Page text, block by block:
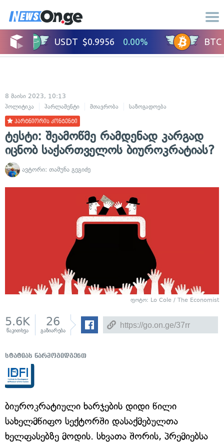
8 მაისი 2023, 10:13
პოლიტიკა
პარლამენტი მთავრობა საზოგადოება
პარტნიორის კონტენტი
ტესტი: შეამოწმე რამდენად კარგად
იცნობ საქართველოს ბიუროკრატიას?
ავტორი: თამუნა გეგიძე
ფოტო: Lo Cole / The Economist
5.6K
წაკითხვა
26
გაზიარება
სტატიას წარმოგიდგენთ
ბიუროკრატიული ხარჯების დიდი წილი
სახელმწიფო სექტორში დასაქმებულთა
ხელფასებზე მოდის. სხვათა შორის, პრემიებსა